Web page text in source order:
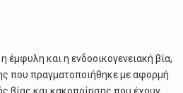
έμφυλη και η ενδοοικογενειακή βία,
που πραγματοποιήθηκε με αφορμή